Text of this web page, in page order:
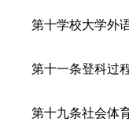
第十学校大学外语
第十一条登科过程
第十九条社会体育